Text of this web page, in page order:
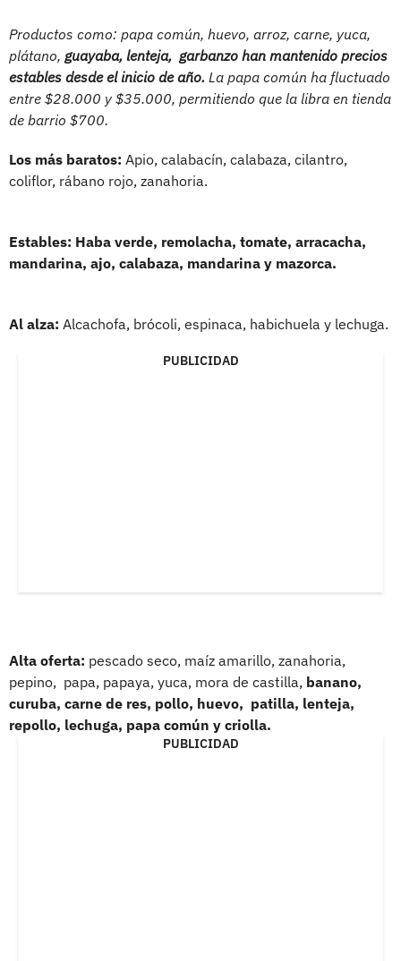
Productos como: papa común, huevo, arroz, carne, yuca,
plátano, guayaba, lenteja, garbanzo han mantenido precios
estables desde el inicio de año. La papa común ha fluctuado
entre $28.000 y $35.000, permitiendo que la libra en tienda
de barrio $700.
Los más baratos: Apio, calabacín, calabaza, cilantro,
coliflor, rábano rojo, zanahoria.
Estables: Haba verde, remolacha, tomate, arracacha,
mandarina, ajo, calabaza, mandarina y mazorca.
Al alza: Alcachofa, brócoli, espinaca, habichuela y lechuga.
PUBLICIDAD
Alta oferta: pescado seco, maíz amarillo, zanahoria,
pepino, papa, papaya, yuca, mora de castilla, banano,
curuba, carne de res, pollo, huevo, patilla, lenteja,
repollo, lechuga, papa común y criolla.
PUBLICIDAD